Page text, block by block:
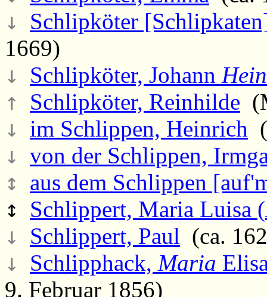
↓
Schlipköter
1669)
↓ Schlipköter, Johann
↑ Schlipköter, Reinhilde
↓ im Schlippen, Heinrich
↓ von der Schlippen,
↕ aus dem Schlippen
↕ Schlippert, Maria Luisa (
↓ Schlippert, Paul (ca.
↓ Schlipphack, Maria
9. Februar 1856)